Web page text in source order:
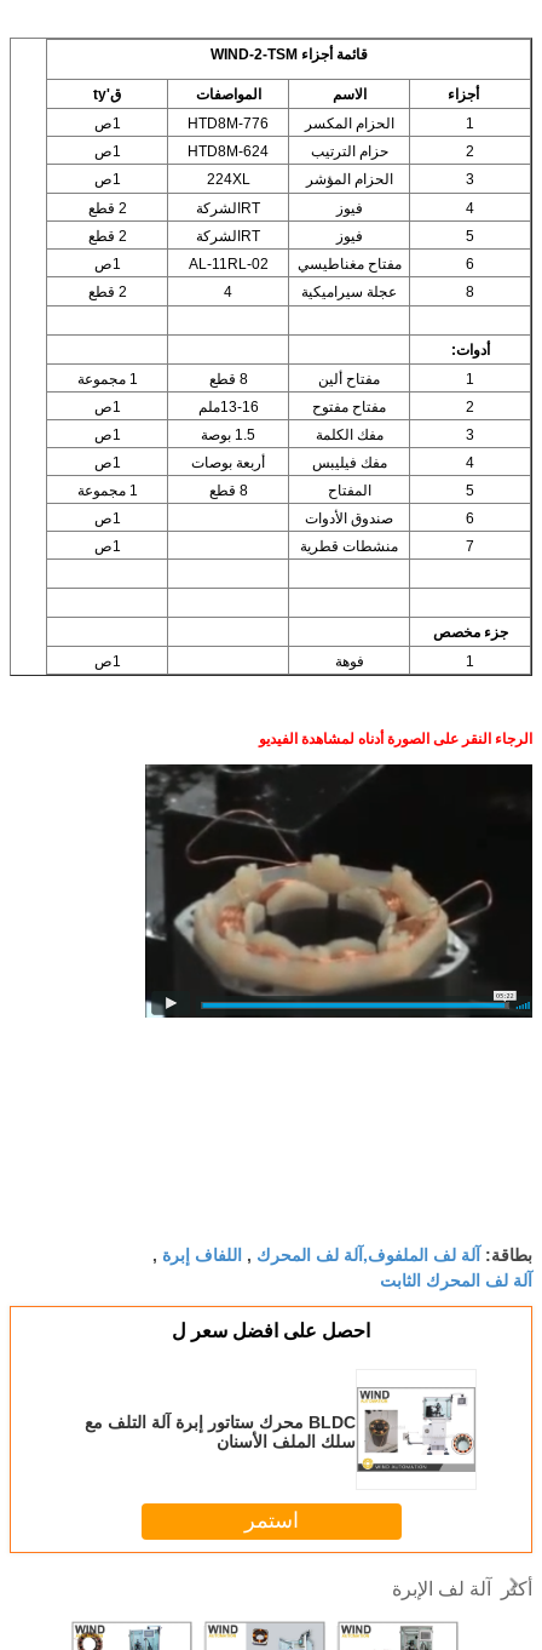
قائمة أجزاء WIND-2-TSM
أجزاء الاسم المواصفات
ق'ty
1
الحزام المكسر HTD8M-776
1ص
2
حزام الترتيب HTD8M-624
1ص
3
الحزام المؤشر 224XL
1ص
4
فيوز RTالشركة
2 قطع
5
فيوز RTالشركة
2 قطع
6
مفتاح مغناطيسي AL-11RL-02
1ص
8
عجلة سيراميكية 4 2 قطع
أدوات:
1
مفتاح ألين 8 قطع
1 مجموعة
2
مفتاح مفتوح 13-16ملم
1ص
3
مفك الكلمة 1.5 بوصة
1ص
4
مفك فيليبس أربعة بوصات
1ص
5
المفتاح 8 قطع
1 مجموعة
6
صندوق الأدوات
1ص
7
منشطات قطرية 1ص
جزء مخصص
1
فوهة 1ص
الرجاء النقر على الصورة أدناه لمشاهدة الفيديو
بطاقة: آلة لف الملفوف,آلة لف المحرك , اللفاف إبرة ,
آلة لف المحرك الثابت
احصل على افضل سعر ل
BLDC محرك ستاتور إبرة آلة التلف مع
سلك الملف الأسنان
استمر
أكثر آلة لف الإبرة